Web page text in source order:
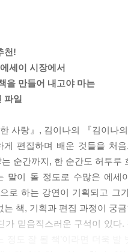
천!
세이 시장에서
을 만들어 내고야 마는
파일
사랑』, 김이나의 『김이나
게 편집하며 배운 것들을 처
순간까지, 한 순간도 허투
말이 돌 정도로 수많은 에
로 하는 강연이 기획되고 그
는 책, 기획과 편집 과정이 궁
가 믿음직스러운 구석이 있